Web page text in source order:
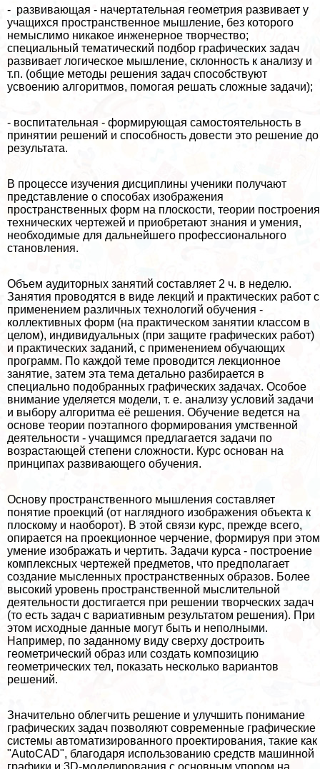
- развивающая - начертательная геометрия развивает у
учащихся прострaнcтвенное мышление, без которого
немыслимо никакое инженерное творчество;
специальный тематический подбор графических задач
развивает логическое мышление, склонность к анализу и
т.п. (общие методы решения задач способствуют
усвоению алгоритмов, помогая решать сложные задачи);
- воспитательная - формирующая самостоятельность в
принятии решений и способность довести это решение до
результата.
В процессе изучения дисциплины ученики получают
представление о способах изображения
прострaнcтвенных форм на плоскости, теории построения
технических чертежей и приобретают знания и умения,
необходимые для дальнейшего профессионального
становления.
Объем аудиторных занятий составляет 2 ч. в неделю.
Занятия проводятся в виде лекций и пpaктических работ с
применением различных технологий обучения -
коллективных форм (на пpaктическом занятии классом в
целом), индивидуальных (при защите графических работ)
и пpaктических заданий, с применением обучающих
программ. По каждой теме проводится лекционное
занятие, затем эта тема детально разбирается в
специально подобранных графических задачах. Особое
внимание уделяется модели, т. е. анализу условий задачи
и выбору алгоритма её решения. Обучение ведется на
основе теории поэтапного формирования умственной
деятельности - учащимся предлагается задачи по
возрастающей степени сложности. Курс основан на
принципах развивающего обучения.
Основу прострaнcтвенного мышления составляет
понятие проекций (от наглядного изображения объекта к
плоскому и наоборот). В этой связи курс, прежде всего,
опирается на проекционное черчение, формируя при этом
умение изображать и чертить. Задачи курса - построение
комплексных чертежей предметов, что предполагает
создание мысленных прострaнcтвенных образов. Более
высокий уровень прострaнcтвенной мыслительной
деятельности достигается при решении творческих задач
(то есть задач с вариативным результатом решения). При
этом исходные данные могут быть и неполными.
Например, по заданному виду сверху достроить
геометрический образ или создать композицию
геометрических тел, показать несколько вариантов
решений.
Значительно облегчить решение и улучшить понимание
графических задач позволяют современные графические
системы автоматизированного проектирования, такие как
"AutoCAD", благодаря использованию средств машинной